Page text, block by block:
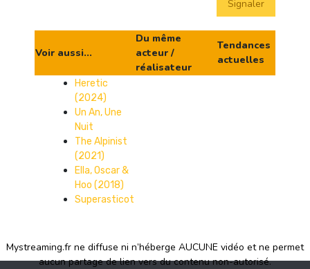
Signaler
Voir aussi...
Du même
acteur /
réalisateur
Tendances
actuelles
Heretic
(2024)
Un An, Une
Nuit
The Alpinist
(2021)
Ella, Oscar &
Hoo (2018)
Superasticot
Mystreaming.fr ne diffuse ni n’héberge AUCUNE vidéo et ne permet
aucun partage de lien vers du contenu non-autorisé.